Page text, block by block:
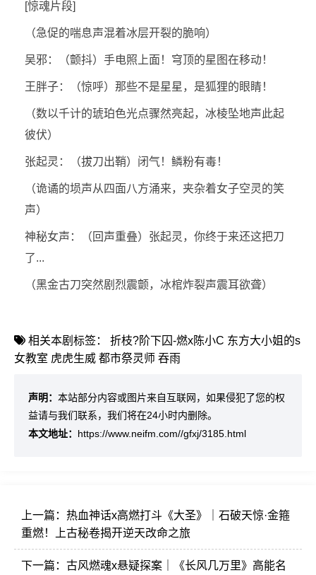
[惊魂片段]
（急促的喘息声混着冰层开裂的脆响）
吴邪：（颤抖）手电照上面！穹顶的星图在移动！
王胖子：（惊呼）那些不是星星，是狐狸的眼睛！
（数以千计的琥珀色光点骤然亮起，冰棱坠地声此起
彼伏）
张起灵：（拔刀出鞘）闭气！鳞粉有毒！
（诡谲的埙声从四面八方涌来，夹杂着女子空灵的笑
声）
神秘女声：（回声重叠）张起灵，你终于来还这把刀
了...
（黑金古刀突然剧烈震颤，冰棺炸裂声震耳欲聋）
相关本剧标签： 折枝?阶下囚-燃x陈小C 东方大小姐的s
女教室 虎虎生威 都市祭灵师 吞雨
声明： 本站部分内容或图片来自互联网，如果侵犯了您的权
益请与我们联系，我们将在24小时内删除。
本文地址： https://www.neifm.com//gfxj/3185.html
上一篇： 热血神话x高燃打斗《大圣》｜石破天惊·金箍
重燃！上古秘卷揭开逆天改命之旅
下一篇： 古风燃魂x悬疑探案｜《长风几万里》高能名